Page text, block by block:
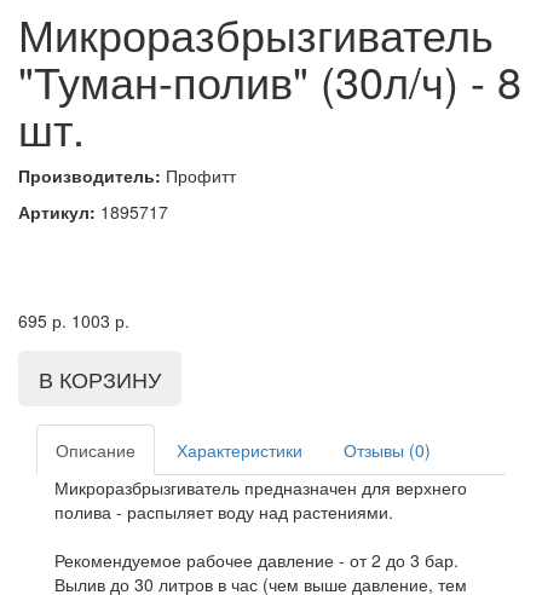
Микроразбрызгиватель
"Туман-полив" (30л/ч) - 8
шт.
Производитель: Профитт
Артикул: 1895717
695 р. 1003 р.
Описание Характеристики
Отзывы (0)
Микроразбрызгиватель предназначен для верхнего
полива - распыляет воду над растениями.
Рекомендуемое рабочее давление - от 2 до 3 бар.
Вылив до 30 литров в час (чем выше давление, тем